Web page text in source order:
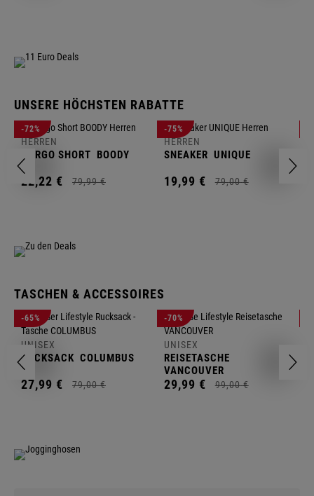
UNSERE HÖCHSTEN RABATTE
-72%
HERREN
CARGO SHORT BOODY
22,22 € 79,99 €
-75%
HERREN
SNEAKER UNIQUE
19,99 € 79,00 €
TASCHEN & ACCESSOIRES
-65%
UNISEX
RUCKSACK COLUMBUS
27,99 € 79,00 €
-70%
UNISEX
REISETASCHE
VANCOUVER
29,99 € 99,00 €